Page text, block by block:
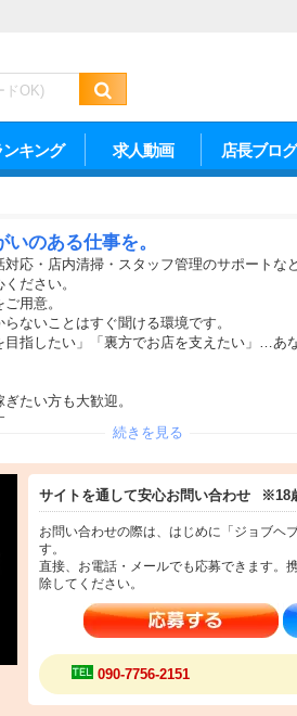
ンキング 求人動画 店長ブログ
のある仕事を。
応・店内清掃・スタッフ管理のサポートな
ださい。
用意。
ないことはすぐ聞ける環境です。
目指したい」「裏方でお店を支えたい」…あ
たい方も大歓迎。
続きを見る
サイトを通して安心お問い合わせ ※18
お問い合わせの際は、はじめに「ジョブヘ
す。
直接、お電話・メールでも応募できます。
除してください。
090-7756-2151